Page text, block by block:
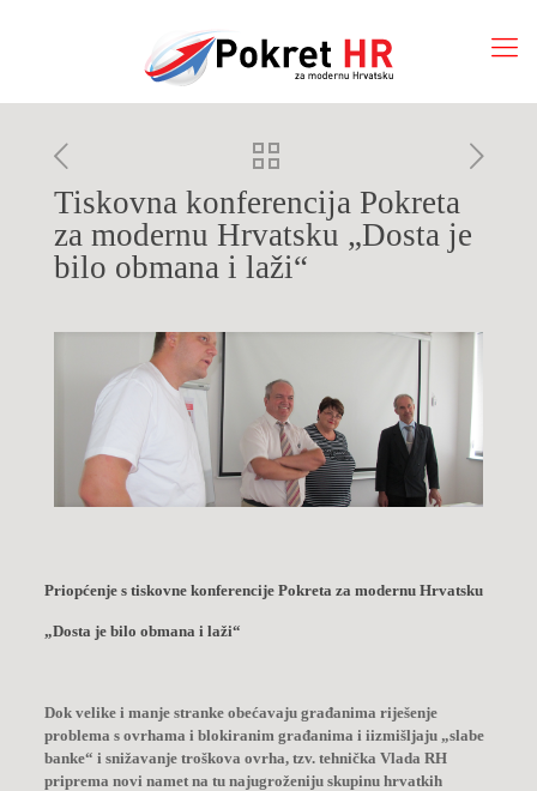
Tiskovna konferencija Pokreta
za modernu Hrvatsku „Dosta je
bilo obmana i laži“
Priopćenje s tiskovne konferencije Pokreta za modernu Hrvatsku
„Dosta je bilo obmana i laži“
Dok velike i manje stranke obećavaju građanima riješenje
problema s ovrhama i blokiranim građanima i iizmišljaju „slabe
banke“ i snižavanje troškova ovrha, tzv. tehnička Vlada RH
priprema novi namet na tu najugroženiju skupinu hrvatkih